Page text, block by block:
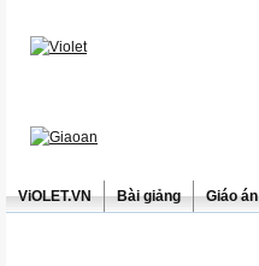
ViOLET.VN Bài giảng Giáo án